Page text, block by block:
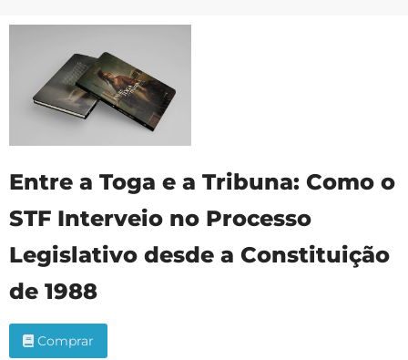
Entre a Toga e a Tribuna: Como o
STF Interveio no Processo
Legislativo desde a Constituição
de 1988
Comprar